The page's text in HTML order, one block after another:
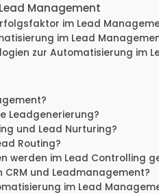
Management
im Lead
im Lead
zur Automatisierung im
Leadgenerierung?
und Lead Nurturing?
Routing?
werden im Lead Controlling
und Leadmanagement?
im Lead